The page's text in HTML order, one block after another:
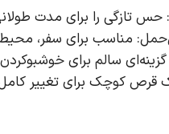
حس تازگی را برای مدت
مناسب برای سفر، محیط
گزینه‌ای سالم برای
قرص کوچک برای تغییر